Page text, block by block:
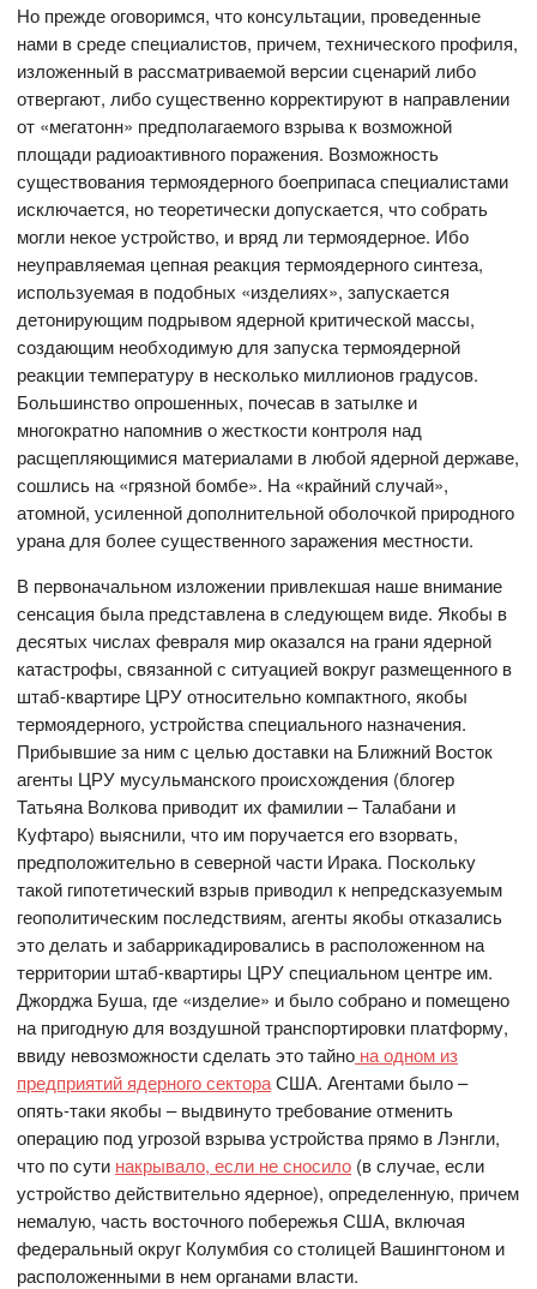
Но прежде оговоримся, что консультации, проведенные
нами в среде специалистов, причем, технического профиля,
изложенный в рассматриваемой версии сценарий либо
отвергают, либо существенно корректируют в направлении
от «мегатонн» предполагаемого взрыва к возможной
площади радиоактивного поражения. Возможность
существования термоядерного боеприпаса специалистами
исключается, но теоретически допускается, что собрать
могли некое устройство, и вряд ли термоядерное. Ибо
неуправляемая цепная реакция термоядерного синтеза,
используемая в подобных «изделиях», запускается
детонирующим подрывом ядерной критической массы,
создающим необходимую для запуска термоядерной
реакции температуру в несколько миллионов градусов.
Большинство опрошенных, почесав в затылке и
многократно напомнив о жесткости контроля над
расщепляющимися материалами в любой ядерной державе,
сошлись на «грязной бомбе». На «крайний случай»,
атомной, усиленной дополнительной оболочкой природного
урана для более существенного заражения местности.
В первоначальном изложении привлекшая наше внимание
сенсация была представлена в следующем виде. Якобы в
десятых числах февраля мир оказался на грани ядерной
катастрофы, связанной с ситуацией вокруг размещенного в
штаб-квартире ЦРУ относительно компактного, якобы
термоядерного, устройства специального назначения.
Прибывшие за ним с целью доставки на Ближний Восток
агенты ЦРУ мусульманского происхождения (блогер
Татьяна Волкова приводит их фамилии – Талабани и
Куфтаро) выяснили, что им поручается его взорвать,
предположительно в северной части Ирака. Поскольку
такой гипотетический взрыв приводил к непредсказуемым
геополитическим последствиям, агенты якобы отказались
это делать и забаррикадировались в расположенном на
территории штаб-квартиры ЦРУ специальном центре им.
Джорджа Буша, где «изделие» и было собрано и помещено
на пригодную для воздушной транспортировки платформу,
ввиду невозможности сделать это тайно на одном из
предприятий ядерного сектораСША. Агентами было –
опять-таки якобы – выдвинуто требование отменить
операцию под угрозой взрыва устройства прямо в Лэнгли,
что по сути накрывало, если не сносило (в случае, если
устройство действительно ядерное), определенную, причем
немалую, часть восточного побережья США, включая
федеральный округ Колумбия со столицей Вашингтоном и
расположенными в нем органами власти.